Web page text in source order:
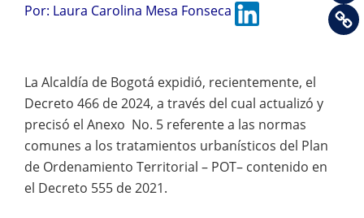
Por: Laura Carolina Mesa Fonseca
La Alcaldía de Bogotá expidió, recientemente, el
Decreto 466 de 2024, a través del cual actualizó y
precisó el Anexo No. 5 referente a las normas
comunes a los tratamientos urbanísticos del Plan
de Ordenamiento Territorial – POT– contenido en
el Decreto 555 de 2021.